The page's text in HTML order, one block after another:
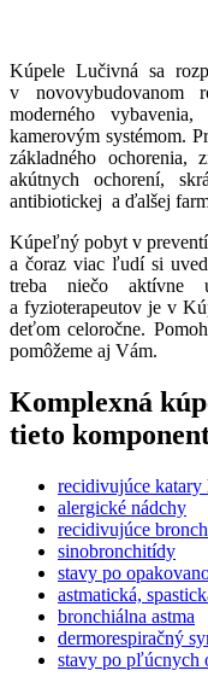
Kúpele Lučivná sa
v novovybudovanom
moderného
kamerovým systémom.
základného ochorenia,
akútnych ochorení,
antibiotickej a ďalšej
Kúpeľný pobyt v
a čoraz viac ľudí si
treba niečo aktívne
a fyzioterapeutov je v
deťom celoročne.
pomôžeme aj Vám.
Komplexná
tieto
recidivujúce katary
alergické nádchy
recidivujúce
sinobronchitídy
stavy po
astmatická,
bronchiálna astma
dermorespiračný
stavy po pľúcnych